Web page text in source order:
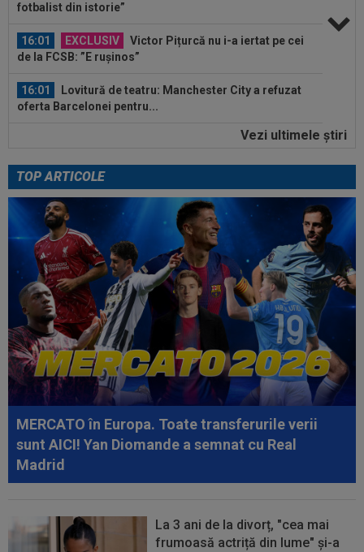
fotbalist din istorie”
16:01 EXCLUSIV
Victor Pițurcă nu i-a iertat pe cei
de la FCSB: ”E rușinos”
16:01
Lovitură de teatru: Manchester City a refuzat
oferta Barcelonei pentru...
Leonardo Bonucci a semnat
15:30 EXCLUSIV
Ilie Dumitrescu a dat verdictul în
privința lui Marius Baciu
16:22
Prima reacție a lui Laszlo Dioszegi, după ce
TAS l-a suspendat 9 luni pe Cosmin...
16:17 EXCLUSIV
”Mi-a zis MM: `Bă, Gigi, nu ai
văzut așa ceva!”. Becali s-a convins după 29 de...
16:13
Mario Felgueiras a spus-o fără rețineri, după
KuPS - Universitatea Craiova 1-1...
16:01
Cristiano Ronaldo, convins: ”Cel mai bun
fotbalist din istorie”
16:01 EXCLUSIV
Victor Pițurcă nu i-a iertat pe cei
de la FCSB: ”E rușinos”
Vezi ultimele ştiri
TOP ARTICOLE
MERCATO în Europa. Toate transferurile verii
sunt AICI! Yan Diomande a semnat cu Real
Madrid
La 3 ani de la divorț, "cea mai
frumoasă actriță din lume" și-a